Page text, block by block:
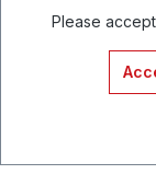
Please